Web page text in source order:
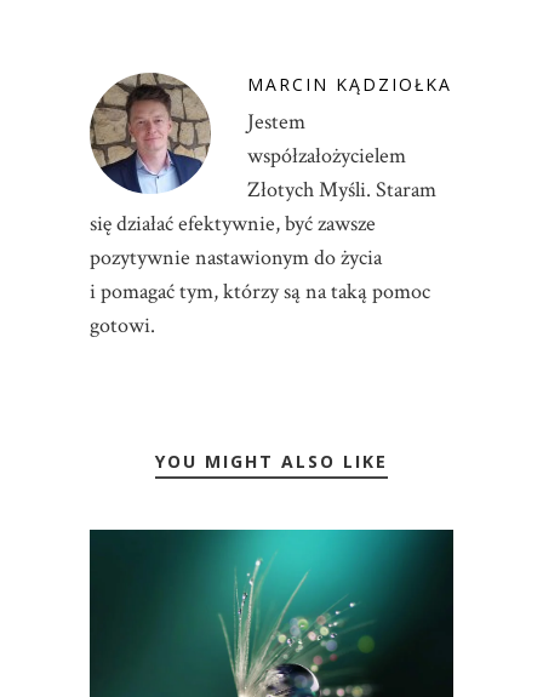
MARCIN KĄDZIOŁKA
Jestem
współzałożycielem
Złotych Myśli. Staram
się działać efektywnie, być zawsze
pozytywnie nastawionym do życia
i pomagać tym, którzy są na taką pomoc
gotowi.
YOU MIGHT ALSO LIKE